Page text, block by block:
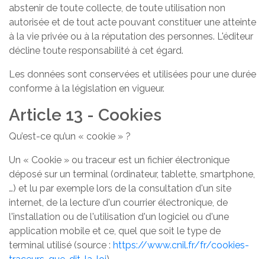
abstenir de toute collecte, de toute utilisation non
autorisée et de tout acte pouvant constituer une atteinte
à la vie privée ou à la réputation des personnes. L'éditeur
décline toute responsabilité à cet égard.
Les données sont conservées et utilisées pour une durée
conforme à la législation en vigueur.
Article 13 - Cookies
Qu’est-ce qu’un « cookie » ?
Un « Cookie » ou traceur est un fichier électronique
déposé sur un terminal (ordinateur, tablette, smartphone,
…) et lu par exemple lors de la consultation d'un site
internet, de la lecture d'un courrier électronique, de
l'installation ou de l'utilisation d'un logiciel ou d'une
application mobile et ce, quel que soit le type de
terminal utilisé (source : https://www.cnil.fr/fr/cookies-